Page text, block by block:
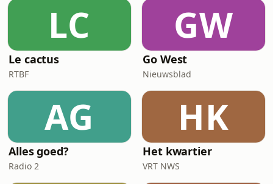
LC
Le cactus
RTBF
GW
Go West
Nieuwsblad
AG
Alles goed?
Radio 2
HK
Het kwartier
VRT NWS